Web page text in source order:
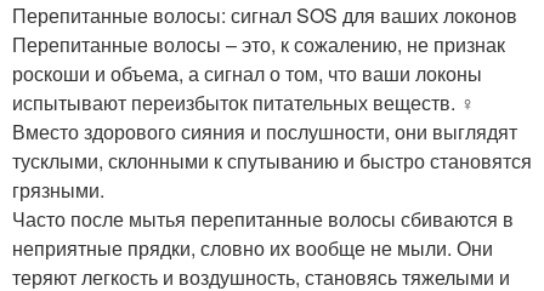
Перепитанные волосы: сигнал SOS для ваших локонов
Перепитанные волосы – это, к сожалению, не признак
роскоши и объема, а сигнал о том, что ваши локоны
испытывают переизбыток питательных веществ. ‍♀️
Вместо здорового сияния и послушности, они выглядят
тусклыми, склонными к спутыванию и быстро становятся
грязными.
Часто после мытья перепитанные волосы сбиваются в
неприятные прядки, словно их вообще не мыли. Они
теряют легкость и воздушность, становясь тяжелыми и